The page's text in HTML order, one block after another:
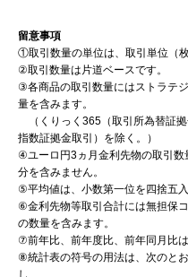
留意事項
①取引数量の単位は、取引単位（枚
②取引数量は片道ベースです。
③各商品の取引数量にはストラテ
量を含みます。
（くりっく365（取引所為替証
指数証拠金取引）を除く。）
④ユーロ円3ヵ月金利先物の取引
分を含みません。
⑤平均値は、小数第一位を四捨五
⑥金利先物等取引合計には無担保
の数量を含みます。
⑦前年比、前年度比、前年同月比
⑧統計表の符号の用法は、次のと
し